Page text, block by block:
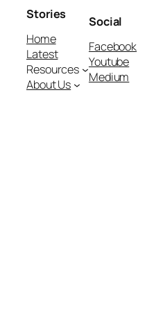
Stories
Home
Latest
Resources
About Us
Social
Facebook
Youtube
Medium